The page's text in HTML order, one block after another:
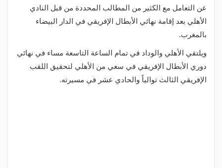
عن التعامل مع الكثير من المطالب المحددة من قبل النادي
الأهلي بعد إقامة نهائي الأبطال الإفريقي في الدار البيضاء
بالمغرب.
ويلتقي الأهلي والوداد في تمام الساعة التاسعة مساء في نهائي
دوري الأبطال الإفريقي في سعي من الأهلي لتحقيق اللقب
الإفريقي الثالث توالياً والحادي عشر في مسيرته.